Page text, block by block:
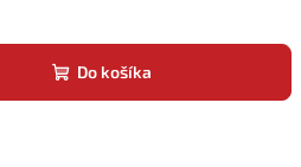
Do košíka